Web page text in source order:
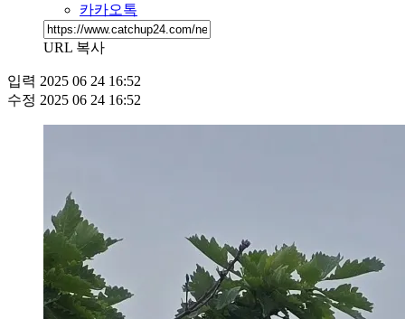
카카오톡
URL 복사
입력 2025 06 24 16:52
수정 2025 06 24 16:52